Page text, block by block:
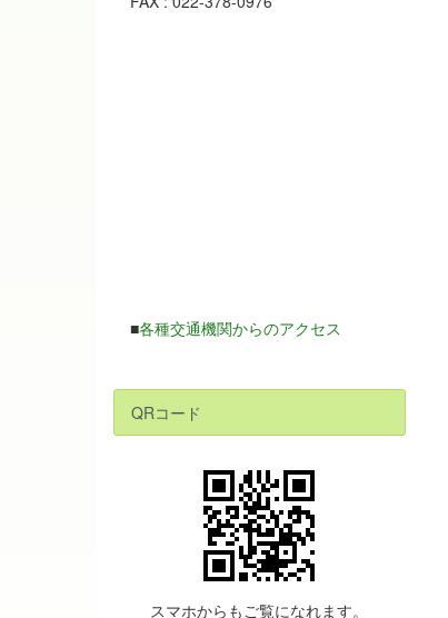
■各種交通機関からのアクセス
QRコード
スマホからもご覧になれます。